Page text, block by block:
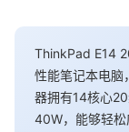
ThinkPad E14
性能笔记本电脑
器拥有14核心
40W，能够轻松